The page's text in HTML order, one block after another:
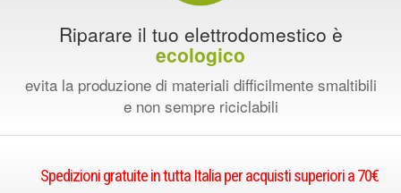
Riparare il tuo elettrodomestico è
ecologico
evita la produzione di materiali difficilmente smaltibili
e non sempre riciclabili
Spedizioni gratuite in tutta Italia per acquisti superiori a 70€